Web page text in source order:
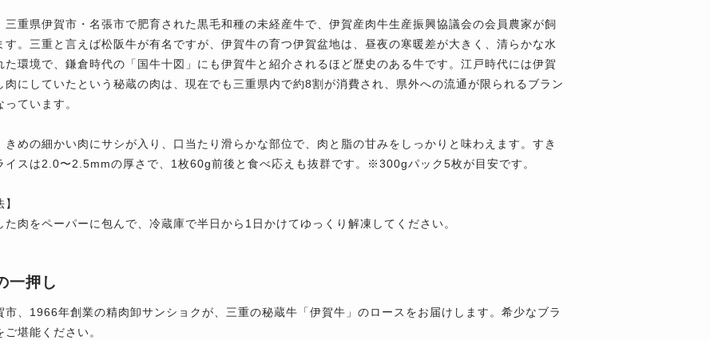
三重県伊賀市・名張市で肥育された黒毛和種の未経産牛で、伊賀産肉牛生産振興協議会の会員農家が飼
す。三重と言えば松阪牛が有名ですが、伊賀牛の育つ伊賀盆地は、昼夜の寒暖差が大きく、清らかな水
た環境で、鎌倉時代の「国牛十図」にも伊賀牛と紹介されるほど歴史のある牛です。江戸時代には伊賀
肉にしていたという秘蔵の肉は、現在でも三重県内で約8割が消費され、県外への流通が限られるブラン
っています。
きめの細かい肉にサシが入り、口当たり滑らかな部位で、肉と脂の甘みをしっかりと味わえます。すき
イスは2.0〜2.5mmの厚さで、1枚60g前後と食べ応えも抜群です。※300gパック5枚が目安です。
た肉をペーパーに包んで、冷蔵庫で半日から1日かけてゆっくり解凍してください。
一押し
市、1966年創業の精肉卸サンショクが、三重の秘蔵牛「伊賀牛」のロースをお届けします。希少なブラ
ご堪能ください。